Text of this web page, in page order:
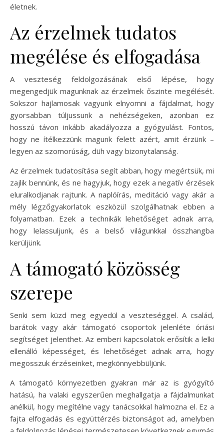
életnek.
Az érzelmek tudatos
megélése és elfogadása
A veszteség feldolgozásának első lépése, hogy
megengedjük magunknak az érzelmek őszinte megélését.
Sokszor hajlamosak vagyunk elnyomni a fájdalmat, hogy
gyorsabban túljussunk a nehézségeken, azonban ez
hosszú távon inkább akadályozza a gyógyulást. Fontos,
hogy ne ítélkezzünk magunk felett azért, amit érzünk –
legyen az szomorúság, düh vagy bizonytalanság.
Az érzelmek tudatosítása segít abban, hogy megértsük, mi
zajlik bennünk, és ne hagyjuk, hogy ezek a negatív érzések
eluralkodjanak rajtunk. A naplóírás, meditáció vagy akár a
mély légzőgyakorlatok eszközül szolgálhatnak ebben a
folyamatban. Ezek a technikák lehetőséget adnak arra,
hogy lelassuljunk, és a belső világunkkal összhangba
kerüljünk.
A támogató közösség
szerepe
Senki sem küzd meg egyedül a veszteséggel. A család,
barátok vagy akár támogató csoportok jelenléte óriási
segítséget jelenthet. Az emberi kapcsolatok erősítik a lelki
ellenálló képességet, és lehetőséget adnak arra, hogy
megosszuk érzéseinket, megkönnyebbüljünk.
A támogató környezetben gyakran már az is gyógyító
hatású, ha valaki egyszerűen meghallgatja a fájdalmunkat
anélkül, hogy megítélne vagy tanácsokkal halmozna el. Ez a
fajta elfogadás és együttérzés biztonságot ad, amelyben